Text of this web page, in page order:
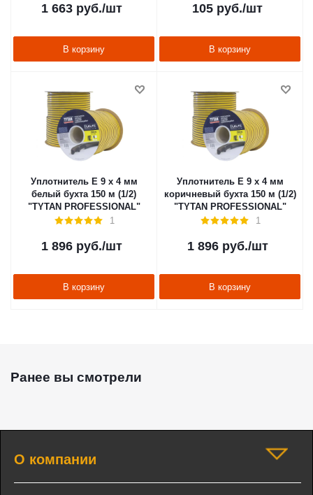
1 663руб./шт
В корзину
105 руб./шт
В корзину
Уплотнитель E 9 х 4 мм
белый бухта 150 м (1/2)
"TYTAN PROFESSIONAL"
1
1 896руб./шт
В корзину
Уплотнитель E 9 х 4 мм
коричневый бухта 150 м (1/2)
"TYTAN PROFESSIONAL"
1
1 896руб./шт
В корзину
Ранее вы смотрели
О компании